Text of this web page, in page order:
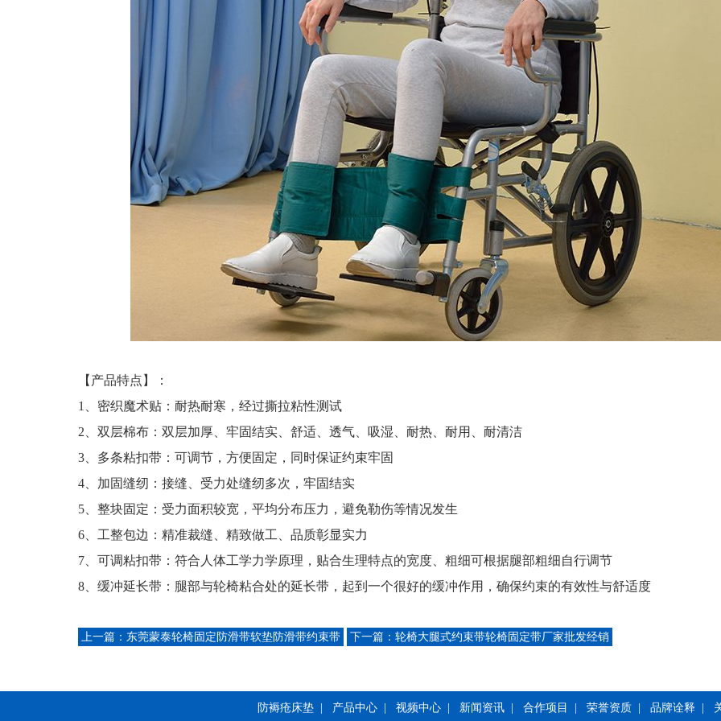
【产品特点】：
1、密织魔术贴：耐热耐寒，经过撕拉粘性测试
2、双层棉布：双层加厚、牢固结实、舒适、透气、吸湿、耐热、耐用、耐清洁
3、多条粘扣带：可调节，方便固定，同时保证约束牢固
4、加固缝纫：接缝、受力处缝纫多次，牢固结实
5、整块固定：受力面积较宽，平均分布压力，避免勒伤等情况发生
6、工整包边：精准裁缝、精致做工、品质彰显实力
7、可调粘扣带：符合人体工学力学原理，贴合生理特点的宽度、粗细可根据腿部粗细自行调节
8、缓冲延长带：腿部与轮椅粘合处的延长带，起到一个很好的缓冲作用，确保约束的有效性与舒适度
上一篇： 东莞蒙泰轮椅固定防滑带软垫防滑带约束带 下一篇： 轮椅大腿式约束带轮椅固定带厂家批发经销
防褥疮床垫| 产品中心| 视频中心| 新闻资讯| 合作项目 荣誉资质| 品牌诠释|